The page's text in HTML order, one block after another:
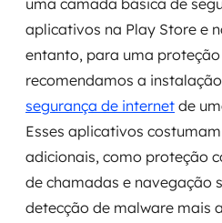
uma camada básica de
aplicativos na Play Store e
entanto, para uma
recomendamos a
segurança de internet de
Esses aplicativos
adicionais, como proteção
de chamadas e navegação
detecção de malware mais